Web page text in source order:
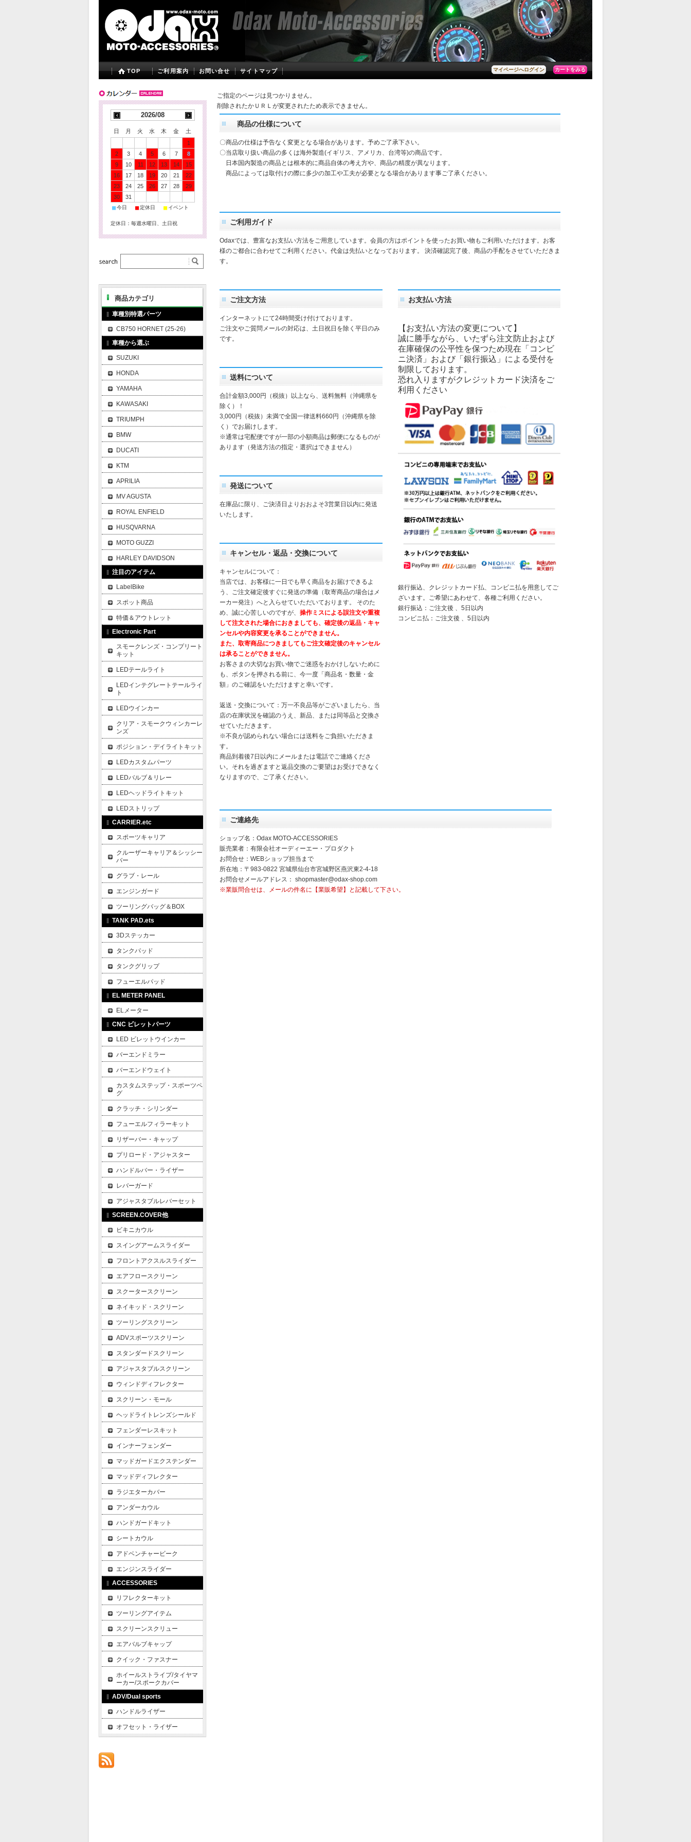
マイページへログイン カートをみる
TOP ご利用案内 お問い合せ サイトマップ
ご指定のページは見つかりません。
削除されたかＵＲＬが変更されたため表示できません。
商品の仕様について
〇商品の仕様は予告なく変更となる場合があります。予めご了承下さい。
〇当店取り扱い商品の多くは海外製造(イギリス、アメリカ、台湾等)の商品です。
日本国内製造の商品とは根本的に商品自体の考え方や、商品の精度が異なります。
商品によっては取付けの際に多少の加工や工夫が必要となる場合があります事ご了承ください。
ご利用ガイド
Odaxでは、豊富なお支払い方法をご用意しています。会員の方はポイントを使ったお買い物もご利用いただけます。お客
様のご都合に合わせてご利用ください。代金は先払いとなっております。 決済確認完了後、商品の手配をさせていただきま
す。
ご注文方法
インターネットにて24時間受け付けております。
ご注文やご質問メールの対応は、土日祝日を除く平日のみ
です。
送料について
合計金額3,000円（税抜）以上なら、送料無料（沖縄県を
除く）！
3,000円（税抜）未満で全国一律送料660円（沖縄県を除
く）でお届けします。
※通常は宅配便ですが一部の小額商品は郵便になるものが
あります（発送方法の指定・選択はできません）
発送について
在庫品に限り、ご決済日よりおおよそ3営業日以内に発送
いたします。
キャンセル・返品・交換について
キャンセルについて：
当店では、お客様に一日でも早く商品をお届けできるよ
う、ご注文確定後すぐに発送の準備（取寄商品の場合はメ
ーカー発注）へと入らせていただいております。 そのた
め、誠に心苦しいのですが、 操作ミスによる誤注文や重複
して注文された場合におきましても、確定後の返品・キャ
ンセルや内容変更を承ることができません。
また、取寄商品につきましてもご注文確定後のキャンセル
は承ることができません。
お客さまの大切なお買い物でご迷惑をおかけしないために
も、ボタンを押される前に、今一度「商品名・数量・金
額」のご確認をいただけますと幸いです。
返送・交換について：万一不良品等がございましたら、当
店の在庫状況を確認のうえ、新品、または同等品と交換さ
せていただきます。
※不良が認められない場合には送料をご負担いただきま
す。
商品到着後7日以内にメールまたは電話でご連絡くださ
い。それを過ぎますと返品交換のご要望はお受けできなく
なりますので、ご了承ください。
お支払い方法
【お支払い方法の変更について】
誠に勝手ながら、いたずら注文防止および
在庫確保の公平性を保つため現在「コンビ
ニ決済」および「銀行振込」による受付を
制限しております。
恐れ入りますがクレジットカード決済をご
利用ください
銀行振込、クレジットカード払、コンビニ払を用意してご
ざいます。ご希望にあわせて、各種ご利用ください。
銀行振込：ご注文後 、5日以内
コンビニ払：ご注文後 、5日以内
ご連絡先
ショップ名：Odax MOTO-ACCESSORIES
販売業者：有限会社オーディーエー・プロダクト
お問合せ：WEBショップ担当まで
所在地：〒983-0822 宮城県仙台市宮城野区燕沢東2-4-18
お問合せメールアドレス： shopmaster@odax-shop.com
※業販問合せは、メールの件名に【業販希望】と記載して下さい。
2026/08
日 月 火 水 木 金
土
1
2
3 4 5 6 7
8
9
10 11 12 13 14
15
16
17 18 19 20 21
22
23
24 25 26 27 28
29
30
31
■ 今日 ■ 定休日 ■ イベント
定休日：毎週水曜日、土日祝
商品カテゴリ
車種別特選パーツ
CB750 HORNET (25-26)
車種から選ぶ
SUZUKI
HONDA
YAMAHA
KAWASAKI
TRIUMPH
BMW
DUCATI
KTM
APRILIA
MV AGUSTA
ROYAL ENFIELD
HUSQVARNA
MOTO GUZZI
HARLEY DAVIDSON
注目のアイテム
LabelBike
スポット商品
特価＆アウトレット
Electronic Part
スモークレンズ・コンプリート
キット
LEDテールライト
LEDインテグレートテールライ
ト
LEDウインカー
クリア・スモークウィンカーレ
ンズ
ポジション・デイライトキット
LEDカスタムパーツ
LEDバルブ＆リレー
LEDヘッドライトキット
LEDストリップ
CARRIER.etc
スポーツキャリア
クルーザーキャリア＆シッシー
バー
グラブ・レール
エンジンガード
ツーリングバッグ＆BOX
TANK PAD.ets
3Dステッカー
タンクパッド
タンクグリップ
フューエルパッド
EL METER PANEL
ELメーター
CNC ビレットパーツ
LED ビレットウインカー
バーエンドミラー
バーエンドウェイト
カスタムステップ・スポーツペ
グ
クラッチ・シリンダー
フューエルフィラーキット
リザーバー・キャップ
プリロード・アジャスター
ハンドルバー・ライザー
レバーガード
アジャスタブルレバーセット
SCREEN.COVER他
ビキニカウル
スイングアームスライダー
フロントアクスルスライダー
エアフロースクリーン
スクータースクリーン
ネイキッド・スクリーン
ツーリングスクリーン
ADVスポーツスクリーン
スタンダードスクリーン
アジャスタブルスクリーン
ウィンドディフレクター
スクリーン・モール
ヘッドライトレンズシールド
フェンダーレスキット
インナーフェンダー
マッドガードエクステンダー
マッドディフレクター
ラジエターカバー
アンダーカウル
ハンドガードキット
シートカウル
アドベンチャービーク
エンジンスライダー
ACCESSORIES
リフレクターキット
ツーリングアイテム
スクリーンスクリュー
エアバルブキャップ
クイック・ファスナー
ホイールストライプ/タイヤマ
ーカー/スポークカバー
ADV/Dual sports
ハンドルライザー
オフセット・ライザー